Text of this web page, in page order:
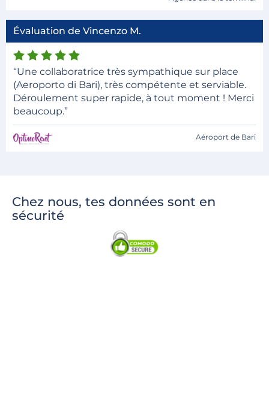
Évaluation de Vincenzo M.
“Une collaboratrice très sympathique sur place
(Aeroporto di Bari), très compétente et serviable.
Déroulement super rapide, à tout moment ! Merci
beaucoup.”
Aéroport de Bari
Chez nous, tes données sont en
sécurité